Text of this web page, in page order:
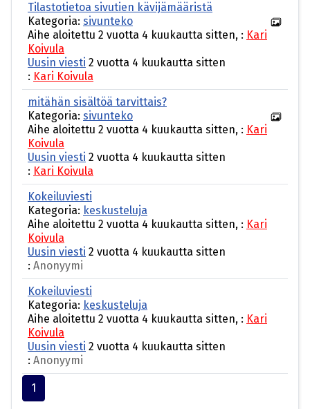
Tilastotietoa sivutien kävijämääristä
Kategoria: sivunteko
Aihe aloitettu 2 vuotta 4 kuukautta sitten, : Kari
Koivula
Uusin viesti 2 vuotta 4 kuukautta sitten
: Kari Koivula
mitähän sisältöä tarvittais?
Kategoria: sivunteko
Aihe aloitettu 2 vuotta 4 kuukautta sitten, : Kari
Koivula
Uusin viesti 2 vuotta 4 kuukautta sitten
: Kari Koivula
Kokeiluviesti
Kategoria: keskusteluja
Aihe aloitettu 2 vuotta 4 kuukautta sitten, : Kari
Koivula
Uusin viesti 2 vuotta 4 kuukautta sitten
: Anonyymi
Kokeiluviesti
Kategoria: keskusteluja
Aihe aloitettu 2 vuotta 4 kuukautta sitten, : Kari
Koivula
Uusin viesti 2 vuotta 4 kuukautta sitten
: Anonyymi
1